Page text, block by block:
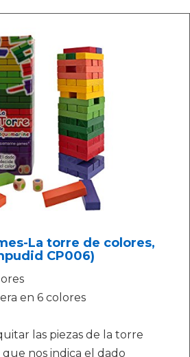
La torre de colores,
CP006)
en 6 colores
las piezas de la torre
nos indica el dado